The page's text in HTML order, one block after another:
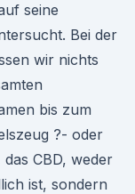
seine
Bei der
wir nichts
bis zum
?- oder
das CBD, weder
ist, sondern